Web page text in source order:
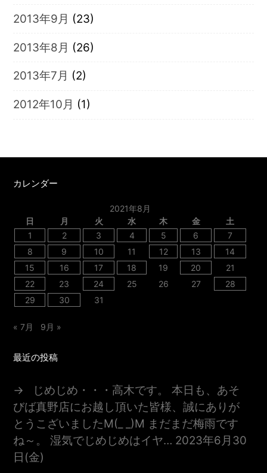
2013年9月 (23)
2013年8月 (26)
2013年7月 (2)
2012年10月 (1)
カレンダー
2021年8月
日
月 火 水 木 金
土
1
2 3 4 5 6
7
8
9 10 11 12 13
14
15
16 17 18 19 20
21
22
23 24 25 26 27
28
29
30 31
« 7月 9月 »
最近の投稿
じめじめ・・・高木です。 本日も、あそ
びば真野店にお越し頂いた皆様、誠にありが
とうこざいましたm(_ _)m まだまだ梅雨です
ね～。 湿気でじめじめはイヤ… 2023年6月30
日(金)